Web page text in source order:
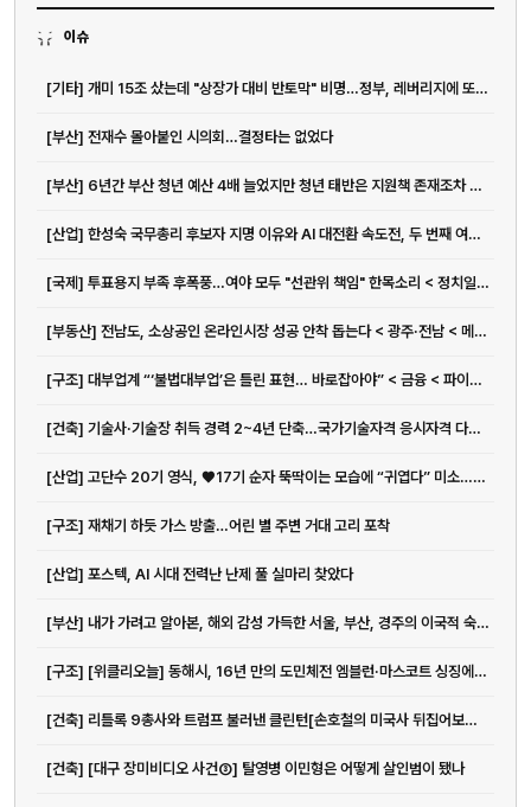
이슈
[기타] 개미 15조 샀는데 "상장가 대비 반토막" 비명…정부, 레버리지에 또 경고장
[부산] 전재수 몰아붙인 시의회…결정타는 없었다
[부산] 6년간 부산 청년 예산 4배 늘었지만 청년 태반은 지원책 존재조차 몰라
[산업] 한성숙 국무총리 후보자 지명 이유와 AI 대전환 속도전, 두 번째 여성 총리 가능성까지
[국제] 투표용지 부족 후폭풍…여야 모두 "선관위 책임" 한목소리 < 정치일반 < 정치 < 기사본문 - 일요서울i
[부동산] 전남도, 소상공인 온라인시장 성공 안착 돕는다 < 광주·전남 < 메트로 < 기사본문 - 뉴스워커
[구조] 대부업계 “‘불법대부업’은 틀린 표현… 바로잡아야” < 금융 < 파이낸스 < 기사본문 - IT조선
[건축] 기술사·기술장 취득 경력 2~4년 단축…국가기술자격 응시자격 다양화 | 아주경제
[산업] 고단수 20기 영식, ♥17기 순자 뚝딱이는 모습에 “귀엽다” 미소…설렘 폭발 (나솔사계)
[구조] 재채기 하듯 가스 방출…어린 별 주변 거대 고리 포착
[산업] 포스텍, AI 시대 전력난 난제 풀 실마리 찾았다
[부산] 내가 가려고 알아본, 해외 감성 가득한 서울, 부산, 경주의 이국적 숙소 | 지큐 코리아 (GQ Korea)
[구조] [위클리오늘] 동해시, 16년 만의 도민체전 엠블런·마스코트 싱징에 담은 의미 공개 < 강원 < 전국지사 < 기사본문 - 위클리오늘
[건축] 리틀록 9총사와 트럼프 불러낸 클린턴[손호철의 미국사 뒤집어보기](32)
[건축] [대구 장미비디오 사건③] 탈영병 이민형은 어떻게 살인범이 됐나